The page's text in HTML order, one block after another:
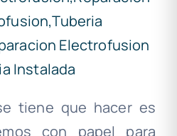
tiene que hacer es
con papel para